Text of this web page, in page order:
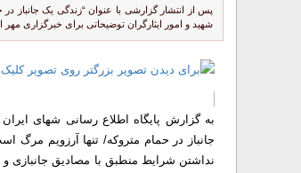
پس از انتشار گزارشی با عنوان “زندگی یک جانباز
شهید و امور ایثارگران توضیحاتی برای خبرگزاری
به گزارش پایگاه اطلاع رسانی شهای
جانباز در حمام متروکه/ تنها آرزویم
نداشتن شرایط منطبق با مصادیق جانبازی و